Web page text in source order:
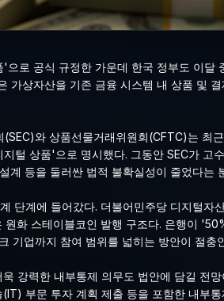
로 공식 규정한 가운데 한국 정부도 이
가상자산을 기존 금융 시스템 내 상품 및
와 상품선물거래위원회(CFTC)는 최
털 상품'으로 명시했다. 그동안 SEC가
계 등을 둘러싼 법적 불확실성이 줄었다는
단계에 들어갔다. 더불어민주당 디지털
화 스테이블코인 발행 구조다. 은행이
기업까지 참여 범위를 넓히는 방안이 절충
강력한 내부통제 의무도 법안에 담길
부문 투자 계획 제출 등을 포함한 내부